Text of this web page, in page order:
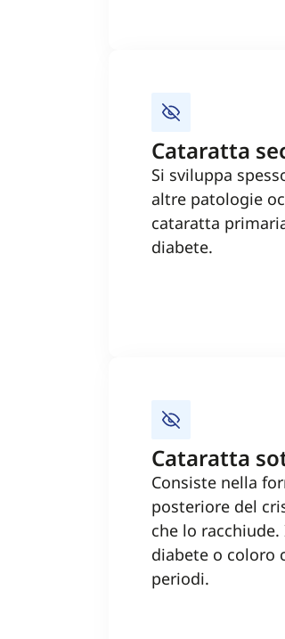
Cataratta
Si sviluppa
altre patologie
cataratta
diabete.
Cataratta
Consiste nella
posteriore del
che lo
diabete o coloro
periodi.